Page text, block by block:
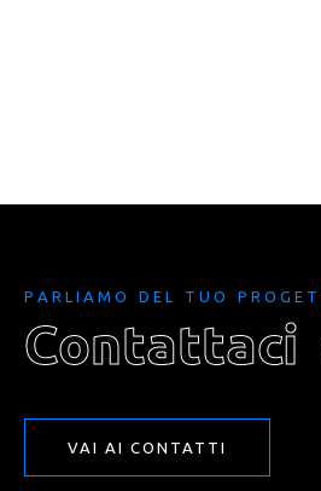
P A R L I A M O D E L T U O P R O G E T
Contattaci
VAI AI CONTATTI